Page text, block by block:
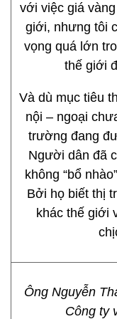
với việc giá
giới, nhưng tôi
vọng quá lớn
thế giới
Và dù mục tiêu
nội – ngoại
trường đang
Người dân đã
không “bổ
Bởi họ biết thị
khác thế giới
Ông Nguyễn
Công ty